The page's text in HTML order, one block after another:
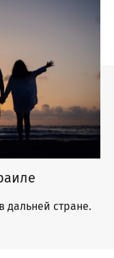
дальней стране.